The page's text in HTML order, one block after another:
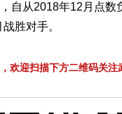
自从2018年12月点数
胜对手。
欢迎扫描下方二维码关注